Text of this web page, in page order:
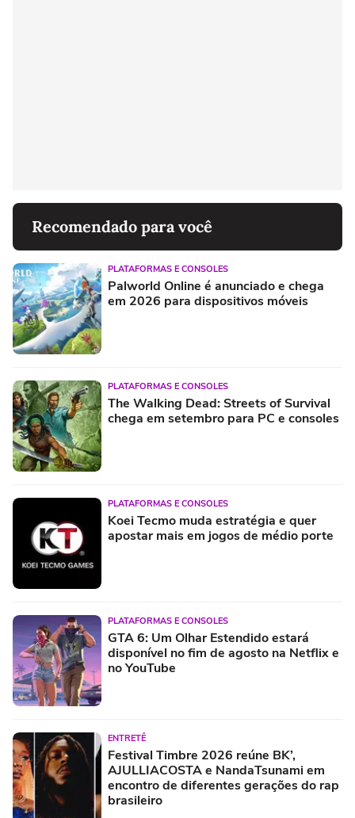
Recomendado para você
PLATAFORMAS E CONSOLES
Palworld Online é anunciado e chega
em 2026 para dispositivos móveis
PLATAFORMAS E CONSOLES
The Walking Dead: Streets of Survival
chega em setembro para PC e consoles
PLATAFORMAS E CONSOLES
Koei Tecmo muda estratégia e quer
apostar mais em jogos de médio porte
PLATAFORMAS E CONSOLES
GTA 6: Um Olhar Estendido estará
disponível no fim de agosto na Netflix e
no YouTube
ENTRETÊ
Festival Timbre 2026 reúne BK’,
AJULLIACOSTA e NandaTsunami em
encontro de diferentes gerações do rap
brasileiro